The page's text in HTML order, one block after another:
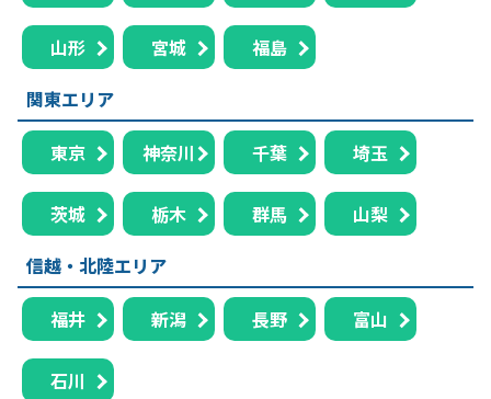
山形 宮城
福島
関東エリア
東京 神奈川 千葉 埼玉
茨城 栃木 群馬
山梨
信越・北陸エリア
福井 新潟 長野 富山
石川